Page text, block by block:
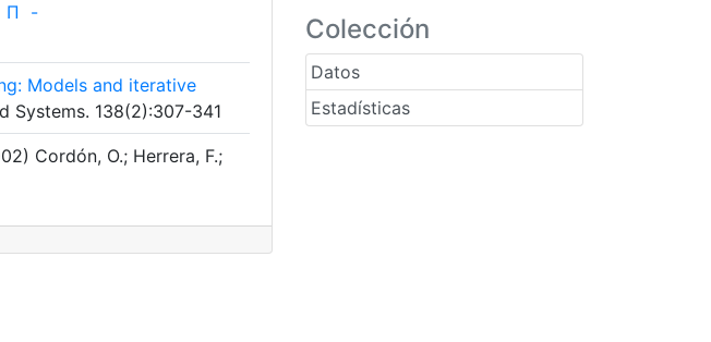
Colección
Datos
Estadísticas
Π -
Models and iterative
Systems. 138(2):307-341
Cordón, O.; Herrera, F.;